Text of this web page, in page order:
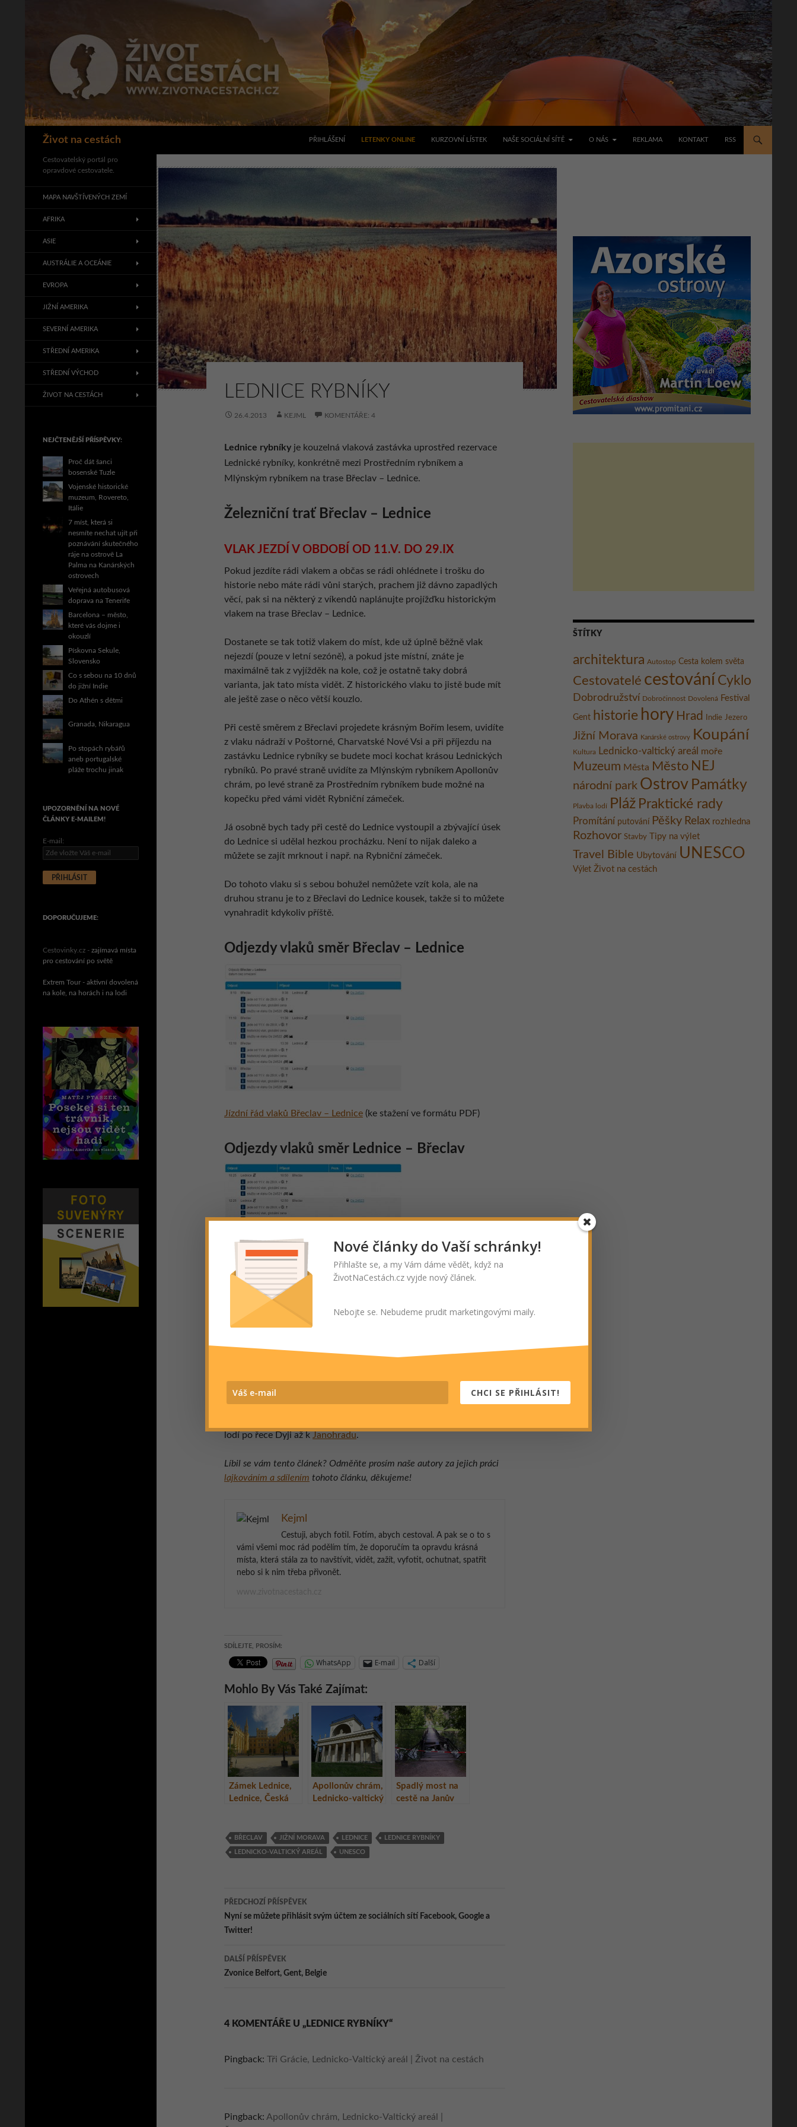
Život na cestách
Hledat
PŘIHLÁŠENÍ LETENKY ONLINE KURZOVNÍ LÍSTEK NAŠE SOCIÁLNÍ SÍTĚ O NÁS REKLAMA KONTAKT RSS
LEDNICE RYBNÍKY
26.4.2013 KEJML KOMENTÁŘE: 4
Lednice rybníky je kouzelná vlaková zastávka uprostřed rezervace
Lednické rybníky, konkrétně mezi Prostředním rybníkem a
Mlýnským rybníkem na trase Břeclav – Lednice.
Železniční trať Břeclav – Lednice
VLAK JEZDÍ V OBDOBÍ OD 11.V. DO 29.IX
Pokud jezdíte rádi vlakem a občas se rádi ohlédnete i trošku do
historie nebo máte rádi vůni starých, prachem již dávno zapadlých
věcí, pak si na některý z víkendů naplánujte projížďku historickým
vlakem na trase Břeclav – Lednice.
Dostanete se tak totiž vlakem do míst, kde už úplně běžně vlak
nejezdí (pouze v letní sezóně), a pokud jste místní, znáte je
maximálně tak z vyjížděk na kole, což je ostatně taky dobrá
varianta, jak tato místa vidět. Z historického vlaku to jistě bude mít
ale ještě zase o něco větší kouzlo.
Při cestě směrem z Břeclavi projedete krásným Bořím lesem, uvidíte
z vlaku nádraží v Poštorné, Charvatské Nové Vsi a při příjezdu na
zastávku Lednice rybníky se budete moci kochat krásou Lednických
rybníků. Po pravé straně uvidíte za Mlýnským rybníkem Apollonův
chrám, po levé straně za Prostředním rybníkem bude možné na
kopečku před vámi vidět Rybniční zámeček.
Já osobně bych tady při cestě do Lednice vystoupil a zbývající úsek
do Lednice si udělal hezkou procházku. Není to nijak daleko a
můžete se zajít mrknout i např. na Rybniční zámeček.
Do tohoto vlaku si s sebou bohužel nemůžete vzít kola, ale na
druhou stranu je to z Břeclavi do Lednice kousek, takže si to můžete
vynahradit kdykoliv příště.
Odjezdy vlaků směr Břeclav – Lednice
Jízdní řád vlaků Břeclav – Lednice (ke stažení ve formátu PDF)
Odjezdy vlaků směr Lednice – Břeclav
Jízdní řád vlaků Lednice – Břeclav
velkou francouzskou zahradou a původním krásným skleníkem,
můžete si udělat hezkou procházku k Minaretu, projížďku na
lodí po řece Dyji až k Janohradu.
Líbil se vám tento článek? Odměňte prosím naše autory za jejich práci
lajkováním a sdílením tohoto článku, děkujeme!
Kejml
Cestuji, abych fotil. Fotím, abych cestoval. A pak se o to s
vámi všemi moc rád podělím tím, že doporučím ta opravdu krásná
místa, která stála za to navštívit, vidět, zažít, vyfotit, ochutnat, spatřit
nebo si k nim třeba přivonět.
SDÍLEJTE, PROSÍM:
WhatsApp E-mail Další
Mohlo By Vás Také Zajímat:
Zámek Lednice,
Lednice, Česká
Apollonův chrám,
Lednicko-valtický
Spadlý most na
cestě na Janův
Česká republika
BŘECLAV JIŽNÍ MORAVA LEDNICE LEDNICE RYBNÍKY
LEDNICKO-VALTICKÝ AREÁL UNESCO
Navigace
pro
PŘEDCHOZÍ PŘÍSPĚVEK
Nyní se můžete přihlásit svým účtem ze sociálních sítí Facebook, Google a
Twitter!
DALŠÍ PŘÍSPĚVEK
Zvonice Belfort, Gent, Belgie
4 KOMENTÁŘE U „LEDNICE RYBNÍKY“
Pingback: Tři Grácie, Lednicko-Valtický areál | Život na cestách
Pingback: Apollonův chrám, Lednicko-Valtický areál |
ŠTÍTKY
architektura Autostop Cesta kolem světa
Cestovatelé cestování Cyklo
Dobrodružství Dobročinnost Dovolená Festival
Gent historie hory Hrad Indie Jezero
Jižní Morava Kanárské ostrovy Koupání
Kultura Lednicko-valtický areál moře
Muzeum Města Město NEJ
národní park Ostrov Památky
Plavba lodí Pláž Praktické rady
Promítání putování Pěšky Relax rozhledna
Rozhovor Stavby Tipy na výlet
Travel Bible Ubytování UNESCO
Výlet Život na cestách
Cestovatelský portál pro
opravdové cestovatele.
MAPA NAVŠTÍVENÝCH ZEMÍ
AFRIKA
ASIE
AUSTRÁLIE A OCEÁNIE
EVROPA
JIŽNÍ AMERIKA
SEVERNÍ AMERIKA
STŘEDNÍ AMERIKA
STŘEDNÍ VÝCHOD
ŽIVOT NA CESTÁCH
NEJČTENĚJŠÍ PŘÍSPĚVKY:
Proč dát šanci
bosenské Tuzle
Vojenské historické
muzeum, Rovereto,
Itálie
7 míst, která si
nesmíte nechat ujít při
poznávání skutečného
ráje na ostrově La
Palma na Kanárských
ostrovech
Veřejná autobusová
doprava na Tenerife
Barcelona – město,
které vás dojme i
okouzlí
Pískovna Sekule,
Slovensko
Co s sebou na 10 dnů
do jižní Indie
Do Athén s dětmi
Granada, Nikaragua
Po stopách rybářů
aneb portugalské
pláže trochu jinak
UPOZORNĚNÍ NA NOVÉ
ČLÁNKY E-MAILEM!
E-mail:
DOPORUČUJEME:
Cestovinky.cz - zajímavá místa
pro cestování po světě
Extrem Tour - aktivní dovolená
na kole, na horách i na lodi
Nové články do Vaší schránky!
Přihlašte se, a my Vám dáme vědět, když na
ŽivotNaCestách.cz vyjde nový článek.
Nebojte se. Nebudeme prudit marketingovými maily.
CHCI SE PŘIHLÁSIT!